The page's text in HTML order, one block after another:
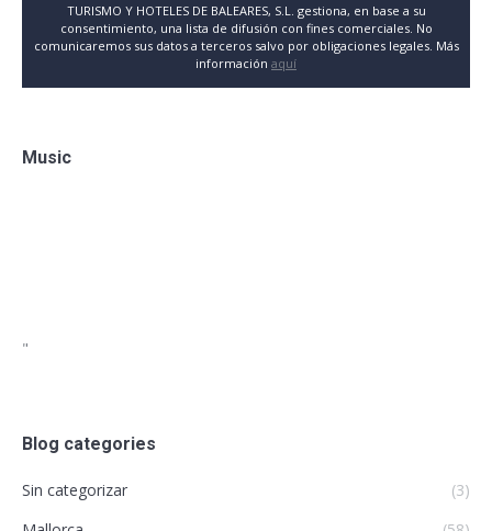
TURISMO Y HOTELES DE BALEARES, S.L. gestiona, en base a su
consentimiento, una lista de difusión con fines comerciales. No
comunicaremos sus datos a terceros salvo por obligaciones legales. Más
información aquí
Music
"
Blog categories
Sin categorizar
(3)